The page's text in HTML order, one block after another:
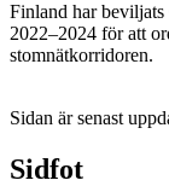
Finland har
2022–2024 för att
stomnätkorridoren.
Sidan är senast
Sidfot